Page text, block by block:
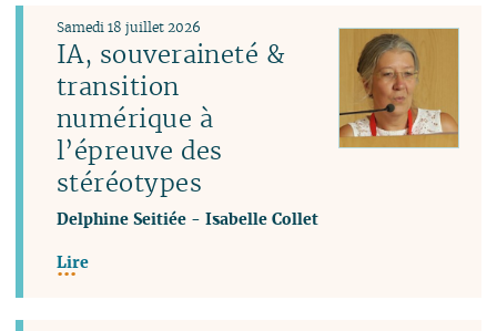
IA, souveraineté &
transition
numérique à
l’épreuve des
stéréotypes
Samedi 18 juillet 2026
Delphine Seitiée -Isabelle Collet
Lire